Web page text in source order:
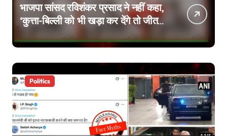
भाजपा सांसद रविशंकर प्रसाद ने नहीं कहा,
‘कुत्ता-बिल्ली को भी खड़ा कर देंगे तो जीत
जाएंगे’, वायरल वीडियो एडिटेड है
Politics